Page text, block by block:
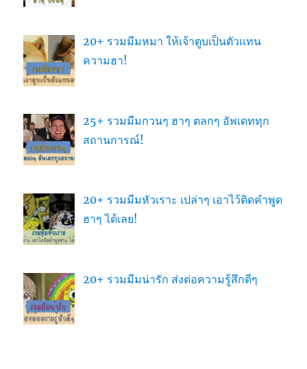
20+ รวมมีมหมา ให้เจ้าตูบเป็นตัวแทน
ความฮา!
25+ รวมมีมกวนๆ ฮาๆ ตลกๆ อัพเดททุก
สถานการณ์!
20+ รวมมีมหัวเราะ เปล่าๆ เอาไว้ติดคำพูด
ฮาๆ ได้เลย!
20+ รวมมีมน่ารัก ส่งต่อความรู้สึกดีๆ